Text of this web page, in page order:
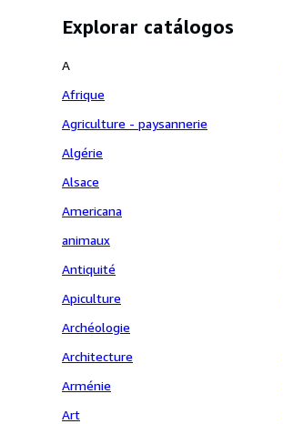
Explorar catálogos
A
Afrique
Agriculture - paysannerie
Algérie
Alsace
Americana
animaux
Antiquité
Apiculture
Archéologie
Architecture
Arménie
Art